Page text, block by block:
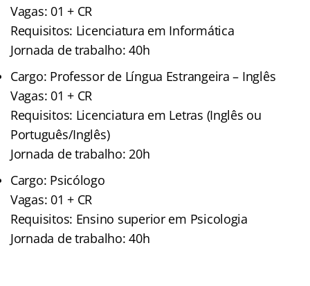
Vagas: 01 + CR
Requisitos: Licenciatura em Informática
Jornada de trabalho: 40h
Cargo: Professor de Língua Estrangeira – Inglês
Vagas: 01 + CR
Requisitos: Licenciatura em Letras (Inglês ou
Português/Inglês)
Jornada de trabalho: 20h
Cargo: Psicólogo
Vagas: 01 + CR
Requisitos: Ensino superior em Psicologia
Jornada de trabalho: 40h